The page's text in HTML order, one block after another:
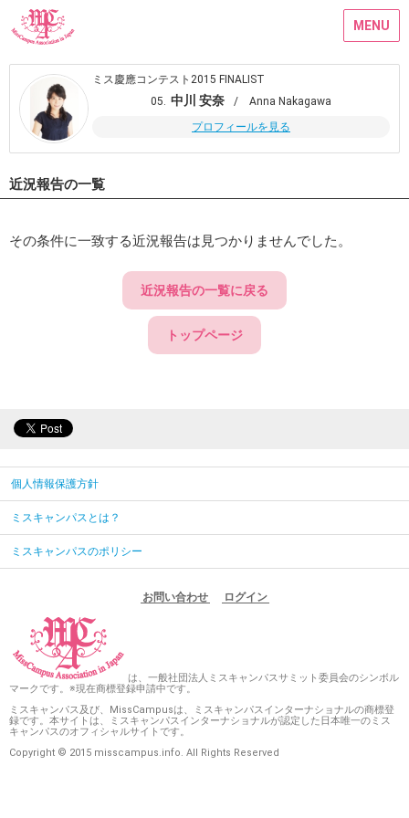
MENU
ミス慶應コンテスト2015 FINALIST
05. 中川 安奈
/ Anna Nakagawa
プロフィールを見る
近況報告の一覧
その条件に一致する近況報告は見つかりませんでした。
近況報告の一覧に戻る
トップページ
個人情報保護方針
ミスキャンパスとは？
ミスキャンパスのポリシー
お問い合わせ ログイン
は、一般社団法人ミスキャンパスサミット委員会のシンボル
マークです。※現在商標登録申請中です。
ミスキャンパス及び、MissCampusは、ミスキャンパスインターナショナルの商標登
録です。本サイトは、ミスキャンパスインターナショナルが認定した日本唯一のミス
キャンパスのオフィシャルサイトです。
Copyright © 2015 misscampus.info. All Rights Reserved